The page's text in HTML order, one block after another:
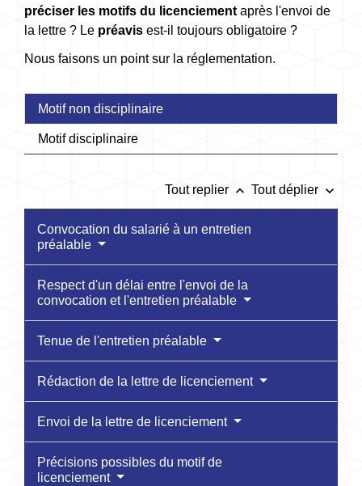
préciser les motifs du licenciement après l'envoi de
la lettre ? Le préavis est-il toujours obligatoire ?
Nous faisons un point sur la réglementation.
Motif non disciplinaire
Motif disciplinaire
Tout replier keyboard_arrow_up Tout déplier keyboard_arrow_down
Convocation du salarié à un entretien
préalable
Respect d'un délai entre l'envoi de la
convocation et l'entretien préalable
Tenue de l'entretien préalable
Rédaction de la lettre de licenciement
Envoi de la lettre de licenciement
Précisions possibles du motif de
licenciement